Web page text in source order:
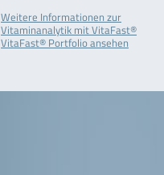
Weitere Informationen zur
Vitaminanalytik mit VitaFast®
VitaFast® Portfolio ansehen